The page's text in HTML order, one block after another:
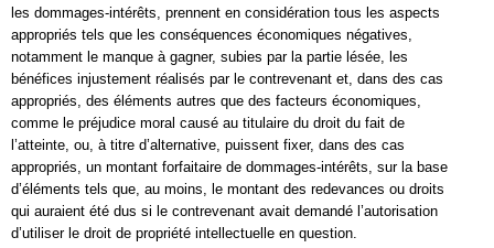
les dommages-intérêts, prennent en considération tous les aspects
appropriés tels que les conséquences économiques négatives,
notamment le manque à gagner, subies par la partie lésée, les
bénéfices injustement réalisés par le contrevenant et, dans des cas
appropriés, des éléments autres que des facteurs économiques,
comme le préjudice moral causé au titulaire du droit du fait de
l’atteinte, ou, à titre d’alternative, puissent fixer, dans des cas
appropriés, un montant forfaitaire de dommages-intérêts, sur la base
d’éléments tels que, au moins, le montant des redevances ou droits
qui auraient été dus si le contrevenant avait demandé l’autorisation
d’utiliser le droit de propriété intellectuelle en question.